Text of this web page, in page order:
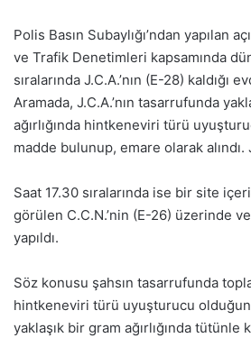
Polis Basın Subaylığı’ndan yapılan
ve Trafik Denetimleri kapsamında
sıralarında J.C.A.’nın (E-28) kaldığı
Aramada, J.C.A.’nın tasarrufunda
ağırlığında hintkeneviri türü
madde bulunup, emare olarak alındı.
Saat 17.30 sıralarında ise bir site
görülen C.C.N.’nin (E-26) üzerinde
yapıldı.
Söz konusu şahsın tasarrufunda
hintkeneviri türü uyuşturucu
yaklaşık bir gram ağırlığında tütünle